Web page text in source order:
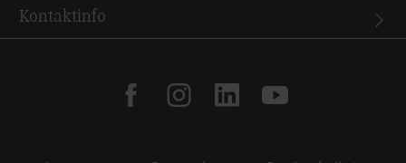
Kontaktinfo
facebookinstagramlinkedinyoutube